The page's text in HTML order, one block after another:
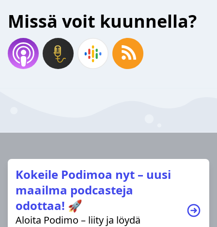
Missä voit kuunnella?
Kokeile Podimoa nyt – uusi
maailma podcasteja
odottaa! 🚀
Aloita Podimo – liity ja löydä